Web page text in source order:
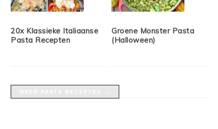
20x Klassieke Italiaanse
Pasta Recepten
Groene Monster Pasta
(Halloween)